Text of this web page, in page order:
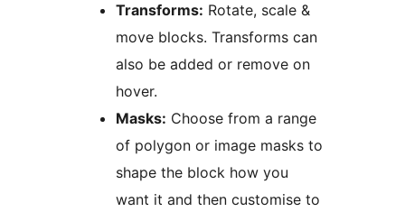
Transforms: Rotate, scale &
move blocks. Transforms can
also be added or remove on
hover.
Masks: Choose from a range
of polygon or image masks to
shape the block how you
want it and then customise to